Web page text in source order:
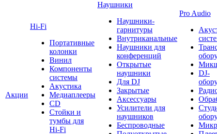
Акции
Hi-Fi
Портативные
колонки
Винил
Компоненты
системы
Акустика
Медиаплееры
CD
Стойки и
тумбы для
Hi-Fi
Наушники
Наушники-
гарнитуры
Внутриканальные
Наушники для
конференций
Открытые
наушники
Для DJ
Закрытые
Аксессуары
Усилители для
наушников
Беспроводные
Pro Audio
DJ-